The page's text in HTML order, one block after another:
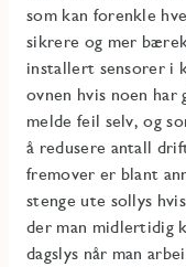
som kan forenkle
sikrere og mer
installert sensorer i
ovnen hvis noen har
melde feil selv, og
å redusere antall
fremover er blant
stenge ute sollys
der man midlertidig
dagslys når man